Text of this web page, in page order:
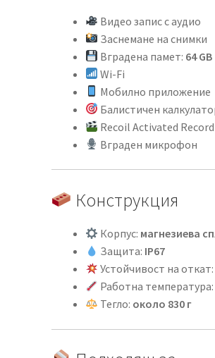
Видео запис с аудио
Заснемане на снимки
Вградена памет: 64 GB
Wi-Fi
Мобилно приложение
Балистичен
Recoil Activated
Вграден микрофон
Конструкция
Корпус: магнезиева
Защита: IP67
Устойчивост на откат:
Работна температура:
Тегло: около 830 г